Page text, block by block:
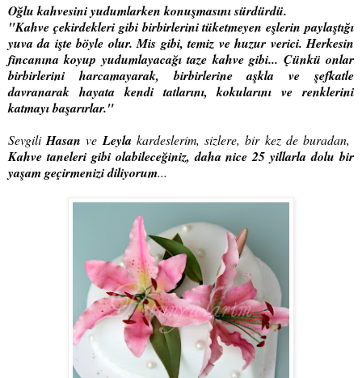
Oğlu kahvesini yudumlarken konuşmasını sürdürdü.
"Kahve çekirdekleri gibibirbirlerini tüketmeyen eşlerin paylaştığı
yuva da işte böyle olur.Mis gibi, temiz ve huzur verici. Herkesin
fincanına koyup yudumlayacağı taze kahve gibi... Çünkü onlar
birbirlerini harcamayarak, birbirlerine aşkla ve şefkatle
davranarak hayata kendi tatlarını, kokularını ve renklerini
katmayı başarırlar."
SevgiliHasan ve Leyla kardeslerim, sizlere, bir kez de buradan,
Kahve taneleri gibi olabileceğiniz, daha nice 25 yillarla dolu bir
yaşam geçirmenizi diliyorum...